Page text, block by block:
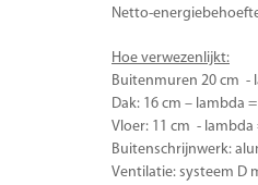
Netto-
Hoe verwezenlijkt:
Buitenmuren 20 cm -
Dak: 16 cm – lambda
Vloer: 11 cm - lambda
Buitenschrijnwerk:
Ventilatie: systeem D